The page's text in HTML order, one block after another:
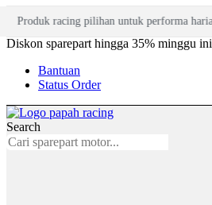
konten
racing pilihan untuk performa harian
Diskon sparepart hingga 35% minggu ini
Bantuan
Status Order
Search